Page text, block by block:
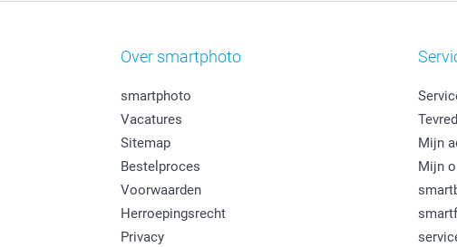
Over smartphoto
smartphoto
Vacatures
Sitemap
Bestelproces
Voorwaarden
Herroepingsrecht
Privacy
Mijn
Mijn